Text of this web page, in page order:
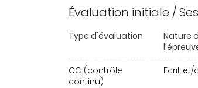
Évaluation initiale /
Type d'évaluation
Nature
CC (contrôle
continu)
Ecrit et/